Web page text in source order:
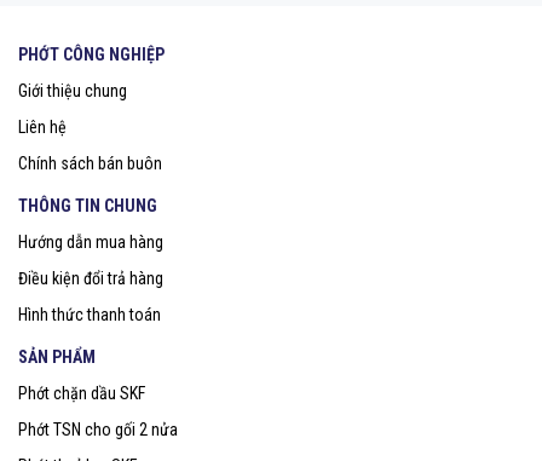
PHỚT CÔNG NGHIỆP
Giới thiệu chung
Liên hệ
Chính sách bán buôn
THÔNG TIN CHUNG
Hướng dẫn mua hàng
Điều kiện đổi trả hàng
Hình thức thanh toán
SẢN PHẨM
Phớt chặn dầu SKF
Phớt TSN cho gối 2 nửa